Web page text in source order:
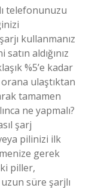
telefonunuzu
kullanmanız
aldığınız
%5’e kadar
ulaştıktan
tamamen
ne yapmalı?
şarj
pilinizi ilk
gerek
piller,
süre şarjlı